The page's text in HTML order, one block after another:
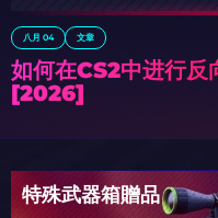
八月 04 文章
如何在CS2中进行反
[2026]
特殊武器箱贈品